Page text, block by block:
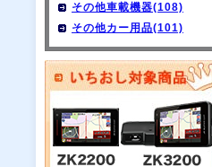
その他車載機器(108)
その他カー用品(101)